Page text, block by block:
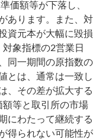
価額等が下落し、
あります。また、対
資元本が大幅に毀損
象指標の2営業日
同一期間の原指数の
とは、通常は一致し
、その差が拡大する
等と取引所の市場
にわたって継続する
得られない可能性が